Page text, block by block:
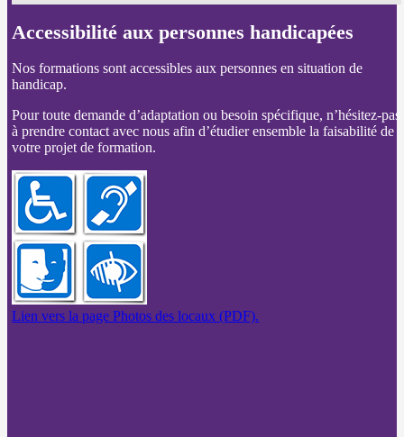
Accessibilité aux personnes handicapées
Nos formations sont accessibles aux personnes en situation de
handicap.
Pour toute demande d’adaptation ou besoin spécifique, n’hésitez-pas
à prendre contact avec nous afin d’étudier ensemble la faisabilité de
votre projet de formation.
Lien vers la page Photos des locaux (PDF).